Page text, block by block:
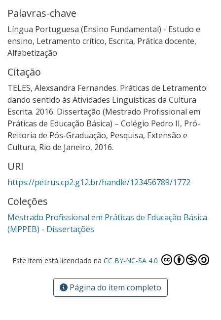
Palavras-chave
Língua Portuguesa (Ensino Fundamental) - Estudo e
ensino, Letramento crítico, Escrita, Prática docente,
Alfabetização
Citação
TELES, Alexsandra Fernandes. Práticas de Letramento:
dando sentido às Atividades Linguísticas da Cultura
Escrita. 2016. Dissertação (Mestrado Profissional em
Práticas de Educação Básica) – Colégio Pedro II, Pró-
Reitoria de Pós-Graduação, Pesquisa, Extensão e
Cultura, Rio de Janeiro, 2016.
URI
https://petrus.cp2.g12.br/handle/123456789/1772
Coleções
Mestrado Profissional em Práticas de Educação Básica
(MPPEB) - Dissertações
Este item está licenciado na CC BY-NC-SA 4.0
Página do item completo